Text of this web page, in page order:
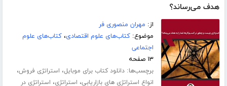
هدف می‌رساند؟
از: مهران منصوری فر
موضوع:کتاب‌های علوم اقتصادی،کتاب‌های علوم
اجتماعی
۱۳ صفحه
برچسب‌ها:دانلود کتاب برای موبایل، استراتژی فروش،
انواع استراتژی های بازاریابی، استراتژی، استراتژی در